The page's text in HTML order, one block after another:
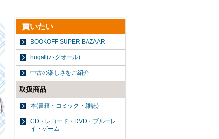
買いたい
BOOKOFF SUPER BAZAAR
hugall(ハグオール)
中古の楽しさをご紹介
取扱商品
本(書籍・コミック・雑誌)
CD・レコード・DVD・ブルーレ
イ・ゲーム